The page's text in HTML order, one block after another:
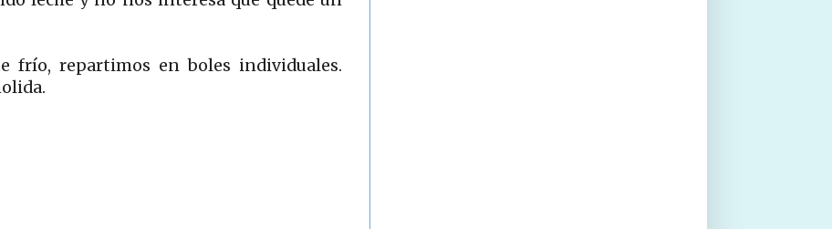
frío, repartimos en boles individuales.